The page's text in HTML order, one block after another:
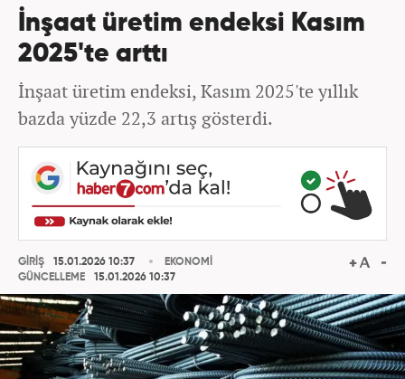
İnşaat üretim endeksi Kasım
2025'te arttı
İnşaat üretim endeksi, Kasım 2025'te yıllık
bazda yüzde 22,3 artış gösterdi.
GİRİŞ
15.01.2026 10:37
GÜNCELLEME
15.01.2026 10:37
EKONOMİ